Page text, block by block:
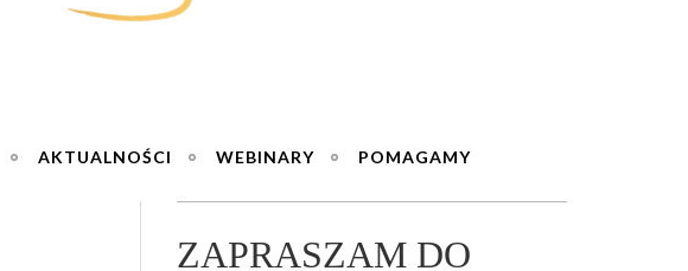
AKTUALNOŚCI WEBINARY POMAGAMY
ZAPRASZAM DO